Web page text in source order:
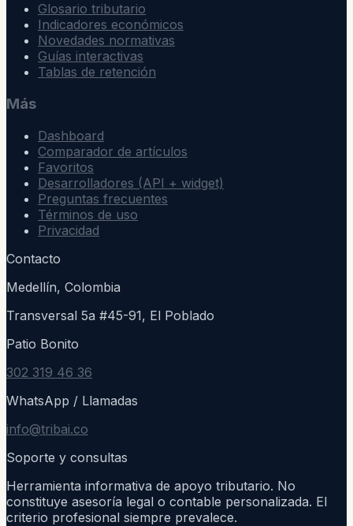
Glosario tributario
Indicadores económicos
Novedades normativas
Guías interactivas
Tablas de retención
Más
Dashboard
Comparador de artículos
Favoritos
Desarrolladores (API + widget)
Preguntas frecuentes
Términos de uso
Privacidad
Contacto
Medellín, Colombia
Transversal 5a #45-91, El Poblado
Patio Bonito
302 319 46 36
WhatsApp / Llamadas
info@tribai.co
Soporte y consultas
Herramienta informativa de apoyo tributario. No
constituye asesoría legal o contable personalizada. El
criterio profesional siempre prevalece.